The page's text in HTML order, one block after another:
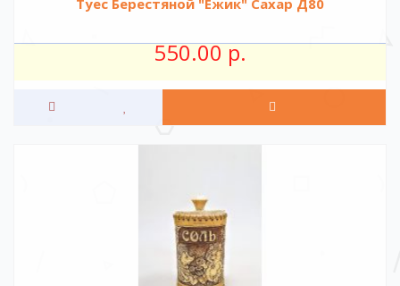
Туес Берестяной "Ёжик" Сахар Д80
550.00 р.